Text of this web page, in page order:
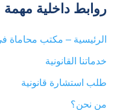
روابط داخلية مهمة
الرئيسية – مكتب محاماة
خدماتنا القانونية
طلب استشارة قانونية
من نحن؟